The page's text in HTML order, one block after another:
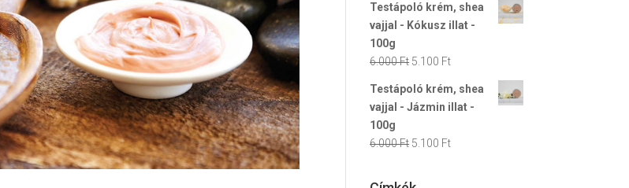
was:
7.600 Ft.
is:
6.460 Ft.
Testápoló krém, shea
vajjal - Kókusz illat -
100g
6.000Ft Original
was:
6.000 Ft.
5.100 FtCurrent
is:
5.100 Ft.
Testápoló krém, shea
vajjal - Jázmin illat -
100g
6.000Ft Original
5.100 FtCurrent